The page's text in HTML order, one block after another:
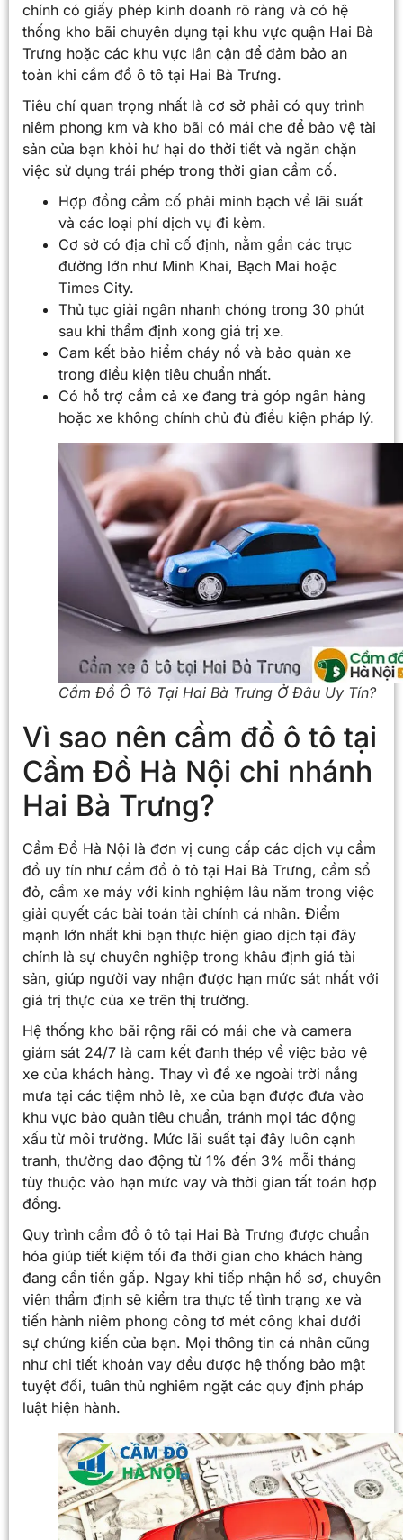
chính có giấy phép kinh doanh rõ ràng và có hệ
thống kho bãi chuyên dụng tại khu vực quận Hai Bà
Trưng hoặc các khu vực lân cận để đảm bảo an
toàn khi cầm đồ ô tô tại Hai Bà Trưng.
Tiêu chí quan trọng nhất là cơ sở phải có quy trình
niêm phong km và kho bãi có mái che để bảo vệ tài
sản của bạn khỏi hư hại do thời tiết và ngăn chặn
việc sử dụng trái phép trong thời gian cầm cố.
Hợp đồng cầm cố phải minh bạch về lãi suất
và các loại phí dịch vụ đi kèm.
Cơ sở có địa chỉ cố định, nằm gần các trục
đường lớn như Minh Khai, Bạch Mai hoặc
Times City.
Thủ tục giải ngân nhanh chóng trong 30 phút
sau khi thẩm định xong giá trị xe.
Cam kết bảo hiểm cháy nổ và bảo quản xe
trong điều kiện tiêu chuẩn nhất.
Có hỗ trợ cầm cả xe đang trả góp ngân hàng
hoặc xe không chính chủ đủ điều kiện pháp lý.
Cầm Đồ Ô Tô Tại Hai Bà Trưng Ở Đâu Uy Tín?
Vì sao nên cầm đồ ô tô tại
Cầm Đồ Hà Nội chi nhánh
Hai Bà Trưng?
Cầm Đồ Hà Nội là đơn vị cung cấp các dịch vụ cầm
đồ uy tín như cầm đồ ô tô tại Hai Bà Trưng, cầm sổ
đỏ, cầm xe máy với kinh nghiệm lâu năm trong việc
giải quyết các bài toán tài chính cá nhân. Điểm
mạnh lớn nhất khi bạn thực hiện giao dịch tại đây
chính là sự chuyên nghiệp trong khâu định giá tài
sản, giúp người vay nhận được hạn mức sát nhất với
giá trị thực của xe trên thị trường.
Hệ thống kho bãi rộng rãi có mái che và camera
giám sát 24/7 là cam kết đanh thép về việc bảo vệ
xe của khách hàng. Thay vì để xe ngoài trời nắng
mưa tại các tiệm nhỏ lẻ, xe của bạn được đưa vào
khu vực bảo quản tiêu chuẩn, tránh mọi tác động
xấu từ môi trường. Mức lãi suất tại đây luôn cạnh
tranh, thường dao động từ 1% đến 3% mỗi tháng
tùy thuộc vào hạn mức vay và thời gian tất toán hợp
đồng.
Quy trình cầm đồ ô tô tại Hai Bà Trưng được chuẩn
hóa giúp tiết kiệm tối đa thời gian cho khách hàng
đang cần tiền gấp. Ngay khi tiếp nhận hồ sơ, chuyên
viên thẩm định sẽ kiểm tra thực tế tình trạng xe và
tiến hành niêm phong công tơ mét công khai dưới
sự chứng kiến của bạn. Mọi thông tin cá nhân cũng
như chi tiết khoản vay đều được hệ thống bảo mật
tuyệt đối, tuân thủ nghiêm ngặt các quy định pháp
luật hiện hành.